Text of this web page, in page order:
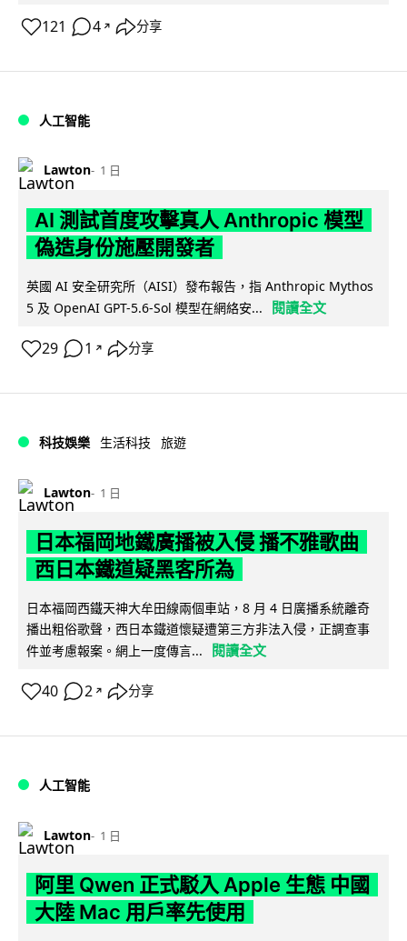
121 4 ↗ 分享
人工智能
Lawton 1 日
AI 測試首度攻擊真人 Anthropic 模型
偽造身份施壓開發者
英國 AI 安全研究所（AISI）發布報告，指 Anthropic Mythos
5 及 OpenAI GPT-5.6-Sol 模型在網絡安...
閱讀全文
29 1 ↗ 分享
科技娛樂 生活科技 旅遊
Lawton 1 日
日本福岡地鐵廣播被入侵 播不雅歌曲
西日本鐵道疑黑客所為
日本福岡西鐵天神大牟田線兩個車站，8 月 4 日廣播系統離奇
播出粗俗歌聲，西日本鐵道懷疑遭第三方非法入侵，正調查事
件並考慮報案。網上一度傳言...
閱讀全文
40 2 ↗ 分享
人工智能
Lawton 1 日
阿里 Qwen 正式駁入 Apple 生態 中國
大陸 Mac 用戶率先使用